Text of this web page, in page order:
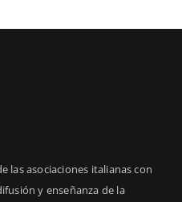
las asociaciones italianas con
y enseñanza de la